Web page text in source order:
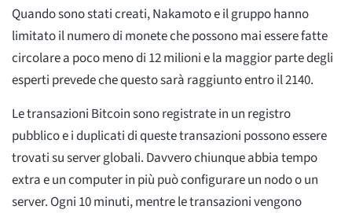
Quando sono stati creati, Nakamoto e il gruppo hanno
limitato il numero di monete che possono mai essere fatte
circolare a poco meno di 12 milioni e la maggior parte degli
esperti prevede che questo sarà raggiunto entro il 2140.
Le transazioni Bitcoin sono registrate in un registro
pubblico e i duplicati di queste transazioni possono essere
trovati su server globali. Davvero chiunque abbia tempo
extra e un computer in più può configurare un nodo o un
server. Ogni 10 minuti, mentre le transazioni vengono